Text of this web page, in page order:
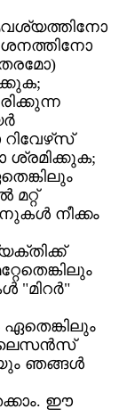
മറ്റ്
നീക്കം
"മിറർ"
ലൈസൻസ്
ഞങ്ങൾ
ഈ